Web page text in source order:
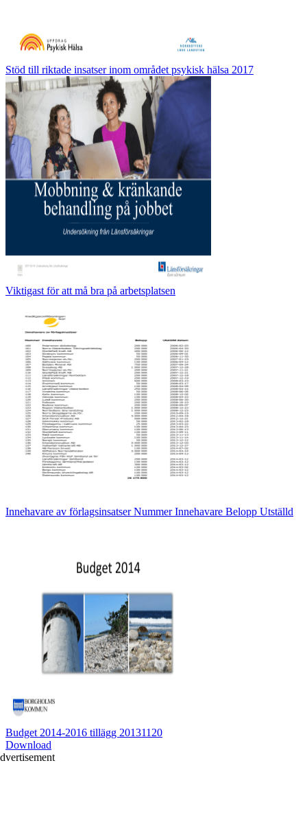
Stöd till riktade insatser inom området psykisk hälsa 2017
Viktigast för att må bra på arbetsplatsen
Innehavare av förlagsinsatser Nummer Innehavare Belopp Utställd
Budget 2014-2016 tillägg 20131120
Download